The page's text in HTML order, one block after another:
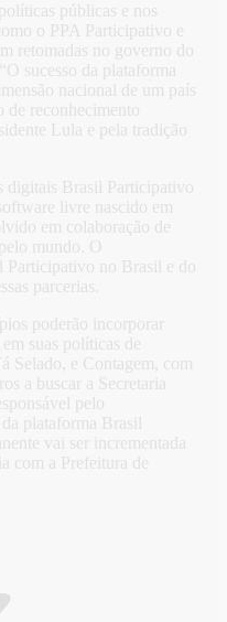
públicas e nos
o PPA Participativo e
retomadas no governo do
sucesso da plataforma
nacional de um país
de reconhecimento
Lula e pela tradição
digitais Brasil Participativo
livre nascido em
em colaboração de
mundo. O
Participativo no Brasil e do
parcerias.
poderão incorporar
suas políticas de
Selado, e Contagem, com
a buscar a Secretaria
pelo
plataforma Brasil
vai ser incrementada
com a Prefeitura de